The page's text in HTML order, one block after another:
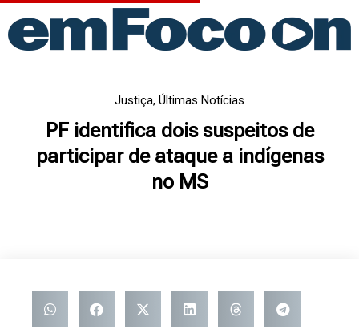
para
Justiça, Últimas Notícias
PF identifica dois suspeitos de
participar de ataque a indígenas
no MS